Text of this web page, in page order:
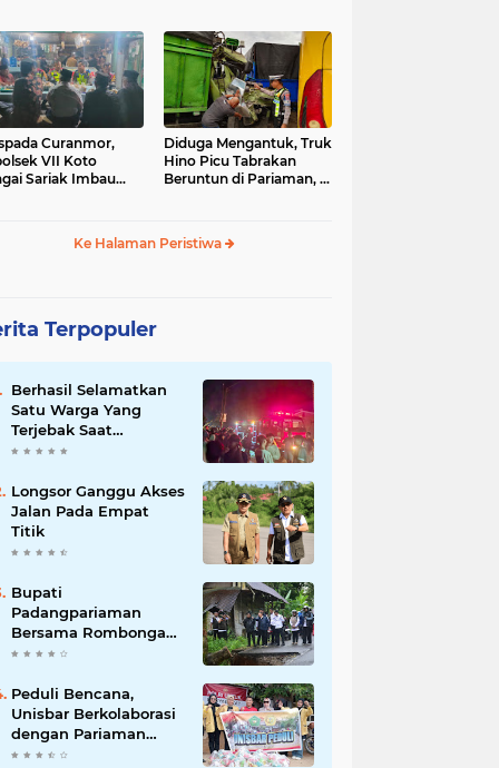
Curanmor,
VII Koto
Sariak Imbau
Diduga Mengantuk, Truk
Hino Picu Tabrakan
Beruntun di Pariaman, 5
Ke Halaman Peristiwa
Terpopuler
Berhasil Selamatkan
Satu Warga Yang
Terjebak Saat
Kebakaran
Longsor Ganggu Akses
Jalan Pada Empat
Titik
Bupati
Padangpariaman
Bersama Rombongan
Jemput Aspirasi
Peduli Bencana,
Unisbar Berkolaborasi
dengan Pariaman
Women Power